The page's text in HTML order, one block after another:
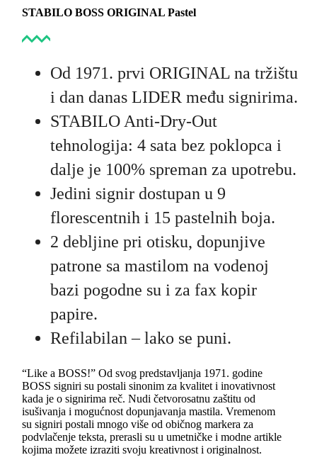
STABILO BOSS ORIGINAL Pastel
Od 1971. prvi ORIGINAL na tržištu
i dan danas LIDER među signirima.
STABILO Anti-Dry-Out
tehnologija: 4 sata bez poklopca i
dalje je 100% spreman za upotrebu.
Jedini signir dostupan u 9
florescentnih i 15 pastelnih boja.
2 debljine pri otisku, dopunjive
patrone sa mastilom na vodenoj
bazi pogodne su i za fax kopir
papire.
Refilabilan – lako se puni.
“Like a BOSS!” Od svog predstavljanja 1971. godine
BOSS signiri su postali sinonim za kvalitet i inovativnost
kada je o signirima reč. Nudi četvorosatnu zaštitu od
isušivanja i mogućnost dopunjavanja mastila. Vremenom
su signiri postali mnogo više od običnog markera za
podvlačenje teksta, prerasli su u umetničke i modne artikle
kojima možete izraziti svoju kreativnost i originalnost.